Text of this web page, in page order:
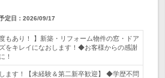
定日： 2026/09/17
もあり！ 】新築・リフォーム物件の窓・ドア
をキレイになおします！◆お客様からの感謝
！
ます！【未経験＆第二新卒歓迎】 ◆学歴不問